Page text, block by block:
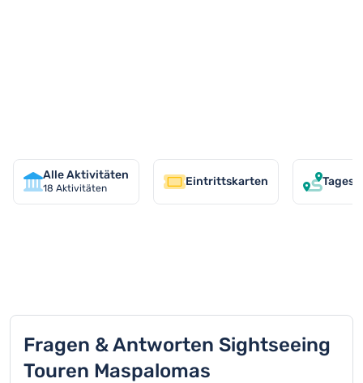
Alle Aktivitäten
18 Aktivitäten Eintrittskarten
Fragen & Antworten Sightseeing
Touren Maspalomas